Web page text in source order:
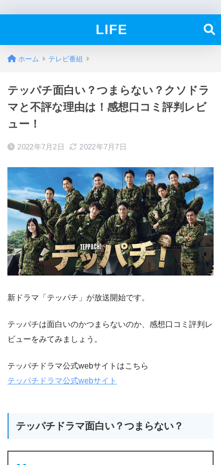
LIFE
ホーム テレビ番組
テッパチ面白い？つまらない？クソドラ
マと不評な理由は！感想口コミ評判レビ
ュー！
2022年7月2日 2022年7月7日
新ドラマ「テッパチ」が放送開始です。
テッパチは面白いのかつまらないのか、感想口コミ評判レ
ビューをみてみましょう。
テッパチドラマ公式webサイトはこちら
テッパチドラマ公式webサイト
テッパチドラマ面白い？つまらない？